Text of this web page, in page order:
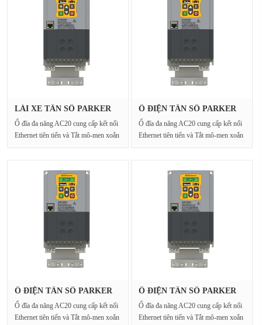
LÁI XE TẦN SỐ PARKER
20G-45-06···
Ổ đĩa đa năng AC20 cung cấp kết nối
Ethernet tiên tiến và Tắt mô-men xoắn
Ổ ĐIỆN TẦN SỐ PARKER
20G-32-01···
Ổ đĩa đa năng AC20 cung cấp kết nối
Ethernet tiên tiến và Tắt mô-men xoắn
Ổ ĐIỆN TẦN SỐ PARKER
20G-35-03···
Ổ đĩa đa năng AC20 cung cấp kết nối
Ethernet tiên tiến và Tắt mô-men xoắn
Ổ ĐIỆN TẦN SỐ PARKER
20G-32-00···
Ổ đĩa đa năng AC20 cung cấp kết nối
Ethernet tiên tiến và Tắt mô-men xoắn